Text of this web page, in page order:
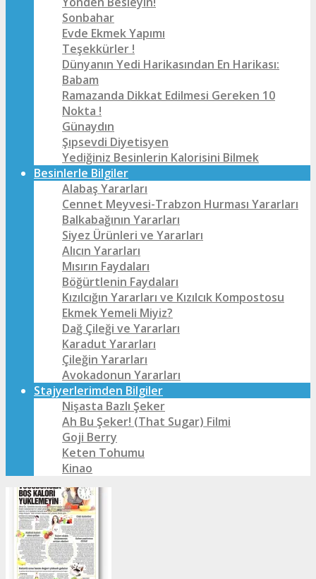
Sonbahar
Evde Ekmek Yapımı
Teşekkürler !
Dünyanın Yedi Harikasından En Harikası:
Babam
Ramazanda Dikkat Edilmesi Gereken 10
Nokta !
Günaydın
Şıpsevdi Diyetisyen
Yediğiniz Besinlerin Kalorisini Bilmek
Besinlerle Bilgiler
Alabaş Yararları
Cennet Meyvesi-Trabzon Hurması Yararları
Balkabağının Yararları
Siyez Ürünleri ve Yararları
Alıcın Yararları
Mısırın Faydaları
Böğürtlenin Faydaları
Kızılcığın Yararları ve Kızılcık Kompostosu
Ekmek Yemeli Miyiz?
Dağ Çileği ve Yararları
Karadut Yararları
Çileğin Yararları
Avokadonun Yararları
Stajyerlerimden Bilgiler
Nişasta Bazlı Şeker
Ah Bu Şeker! (That Sugar) Filmi
Goji Berry
Keten Tohumu
Kinao